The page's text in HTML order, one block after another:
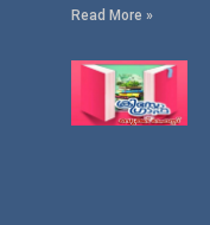
Read More »